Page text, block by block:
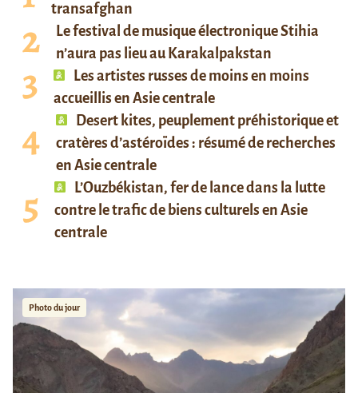
transafghan
Le festival de musique électronique Stihia
n’aura pas lieu au Karakalpakstan
Les artistes russes de moins en moins
accueillis en Asie centrale
Desert kites, peuplement préhistorique et
cratères d’astéroïdes : résumé de recherches
en Asie centrale
L’Ouzbékistan, fer de lance dans la lutte
contre le trafic de biens culturels en Asie
centrale
Photo du jour